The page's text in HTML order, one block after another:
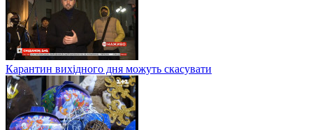
Карантин вихідного дня можуть скасувати